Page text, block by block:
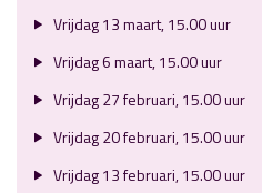
Vrijdag 13 maart, 15.00 uur
Vrijdag 6 maart, 15.00 uur
Vrijdag 27 februari, 15.00 uur
Vrijdag 20 februari, 15.00 uur
Vrijdag 13 februari, 15.00 uur